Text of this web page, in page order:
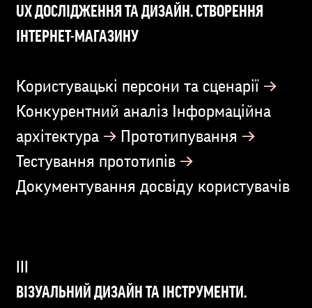
UX ДОСЛІДЖЕННЯ ТА ДИЗАЙН. СТВОРЕННЯ
ІНТЕРНЕТ-МАГАЗИНУ
Користувацькі персони та сценарії →
Конкурентний аналіз Інформаційна
архітектура →Прототипування →
Тестування прототипів →
Документування досвіду користувачів
ВІЗУАЛЬНИЙ ДИЗАЙН ТА ІНСТРУМЕНТИ.